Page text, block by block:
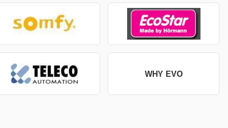
WHY EVO